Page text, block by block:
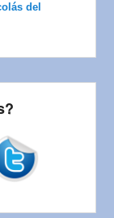
del